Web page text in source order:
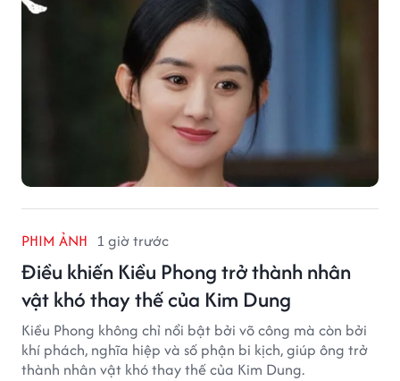
PHIM ẢNH 1 giờ trước
Điều khiến Kiều Phong trở thành nhân
vật khó thay thế của Kim Dung
Kiều Phong không chỉ nổi bật bởi võ công mà còn bởi
khí phách, nghĩa hiệp và số phận bi kịch, giúp ông trở
thành nhân vật khó thay thế của Kim Dung.